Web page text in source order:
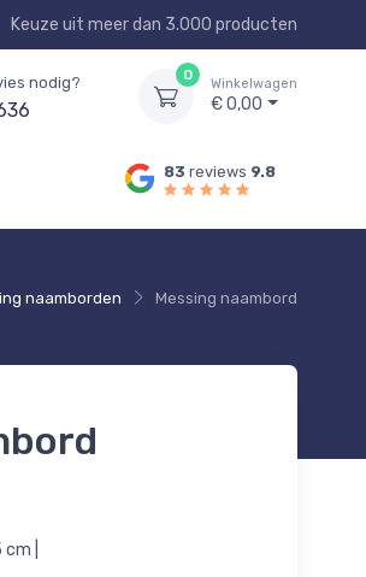
Keuze uit meer dan 3.000 producten
nodig? 0
Winkelwagen
€ 0,00
83 reviews 9.8
naamborden Messing naambord
|